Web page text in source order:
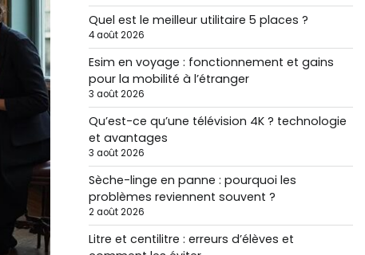
Quel est le meilleur utilitaire 5 places ?
4 août 2026
Esim en voyage : fonctionnement et gains
pour la mobilité à l’étranger
3 août 2026
Qu’est-ce qu’une télévision 4K ? technologie
et avantages
3 août 2026
Sèche-linge en panne : pourquoi les
problèmes reviennent souvent ?
2 août 2026
Litre et centilitre : erreurs d’élèves et